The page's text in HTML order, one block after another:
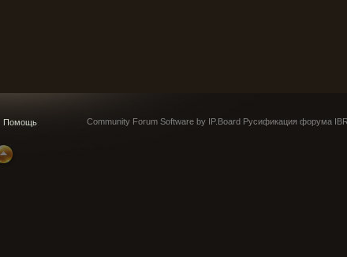
Помощь Community Forum Software by IP.Board Русификация форума